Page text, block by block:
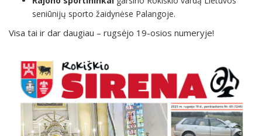
seniūnijų sporto žaidynėse Palangoje.
Visa tai ir dar daugiau – rugsėjo 19-osios numeryje!